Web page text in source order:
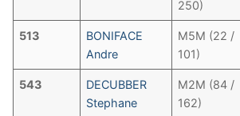
250)
513
BONIFACE
Andre
M5M (22 /
101)
543
DECUBBER
Stephane
M2M (84 /
162)